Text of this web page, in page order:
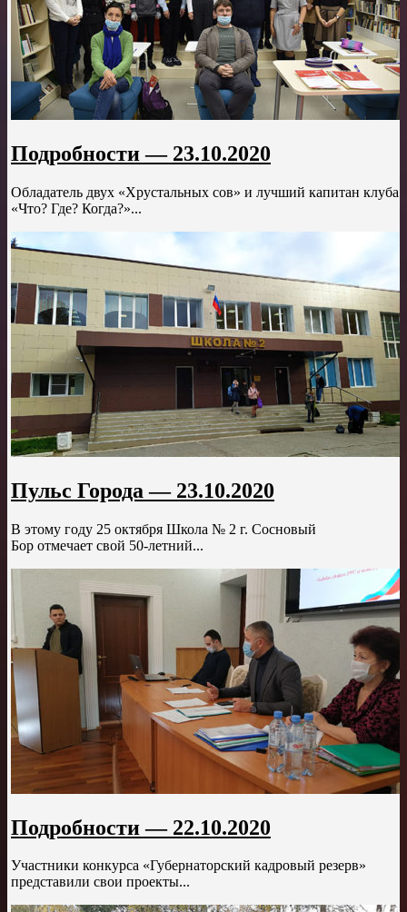
Подробности — 23.10.2020
Обладатель двух «Хрустальных сов» и лучший капитан клуба
«Что? Где? Когда?»...
Пульс Города — 23.10.2020
В этому году 25 октября Школа № 2 г. Сосновый
Бор отмечает свой 50-летний...
Подробности — 22.10.2020
Участники конкурса «Губернаторский кадровый резерв»
представили свои проекты...